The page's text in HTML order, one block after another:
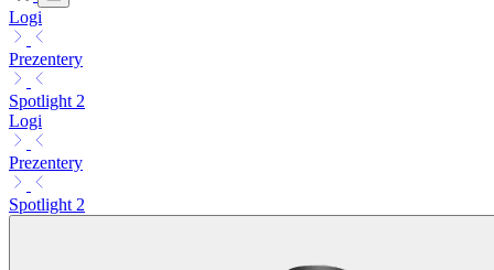
Logi
Prezentery
Spotlight 2
Logi
Prezentery
Spotlight 2